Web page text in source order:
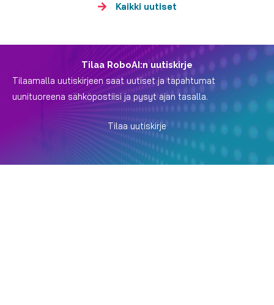
Kaikki uutiset
Tilaa RoboAI:n uutiskirje
Tilaamalla uutiskirjeen saat uutiset ja tapahtumat
uunituoreena sähköpostiisi ja pysyt ajan tasalla.
Tilaa uutiskirje